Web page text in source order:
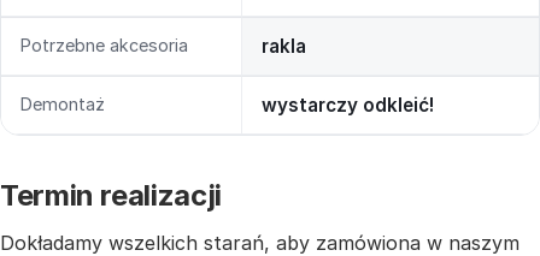
Potrzebne akcesoria rakla
Demontaż wystarczy odkleić!
Termin realizacji
Dokładamy wszelkich starań, aby zamówiona w naszym